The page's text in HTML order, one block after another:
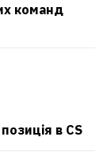
команд
в CS